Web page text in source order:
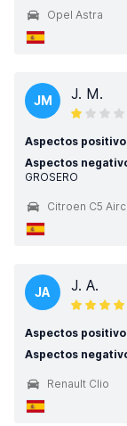
Opel Astra
JM J. M.
Aspectos
Aspectos
GROSERO
Citroen C5
JA J. A.
Aspectos
Aspectos
Renault Clio